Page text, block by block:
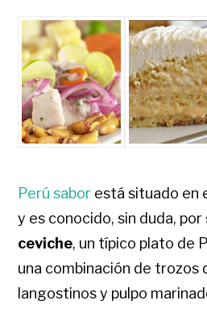
Perú sabor está situado en
y es conocido, sin duda, por
ceviche, un típico plato de
una combinación de trozos
langostinos y pulpo